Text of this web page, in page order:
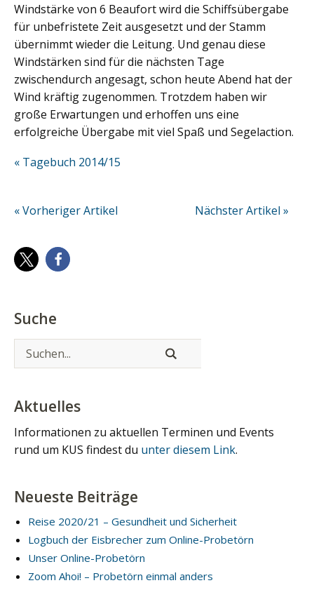
Windstärke von 6 Beaufort wird die Schiffsübergabe
für unbefristete Zeit ausgesetzt und der Stamm
übernimmt wieder die Leitung. Und genau diese
Windstärken sind für die nächsten Tage
zwischendurch angesagt, schon heute Abend hat der
Wind kräftig zugenommen. Trotzdem haben wir
große Erwartungen und erhoffen uns eine
erfolgreiche Übergabe mit viel Spaß und Segelaction.
« Tagebuch 2014/15
Nächster Artikel »
« Vorheriger Artikel
Suche
Aktuelles
Informationen zu aktuellen Terminen und Events
rund um KUS findest du unter diesem Link.
Neueste Beiträge
Reise 2020/21 – Gesundheit und Sicherheit
Logbuch der Eisbrecher zum Online-Probetörn
Unser Online-Probetörn
Zoom Ahoi! – Probetörn einmal anders